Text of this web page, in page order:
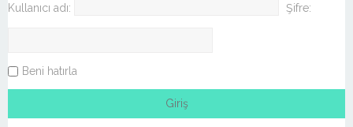
Kullanıcı adı: Şifre:
Beni hatırla